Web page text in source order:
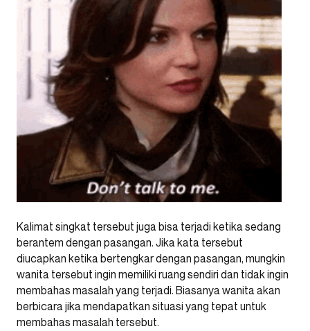
Kalimat singkat tersebut juga bisa terjadi ketika sedang
berantem dengan pasangan. Jika kata tersebut
diucapkan ketika bertengkar dengan pasangan, mungkin
wanita tersebut ingin memiliki ruang sendiri dan tidak ingin
membahas masalah yang terjadi. Biasanya wanita akan
berbicara jika mendapatkan situasi yang tepat untuk
membahas masalah tersebut.